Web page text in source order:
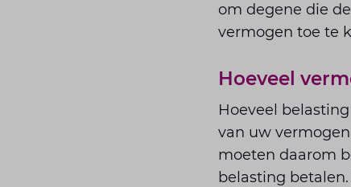
om degene die
vermogen toe te
Hoeveel
Hoeveel
van uw
moeten daarom
belasting